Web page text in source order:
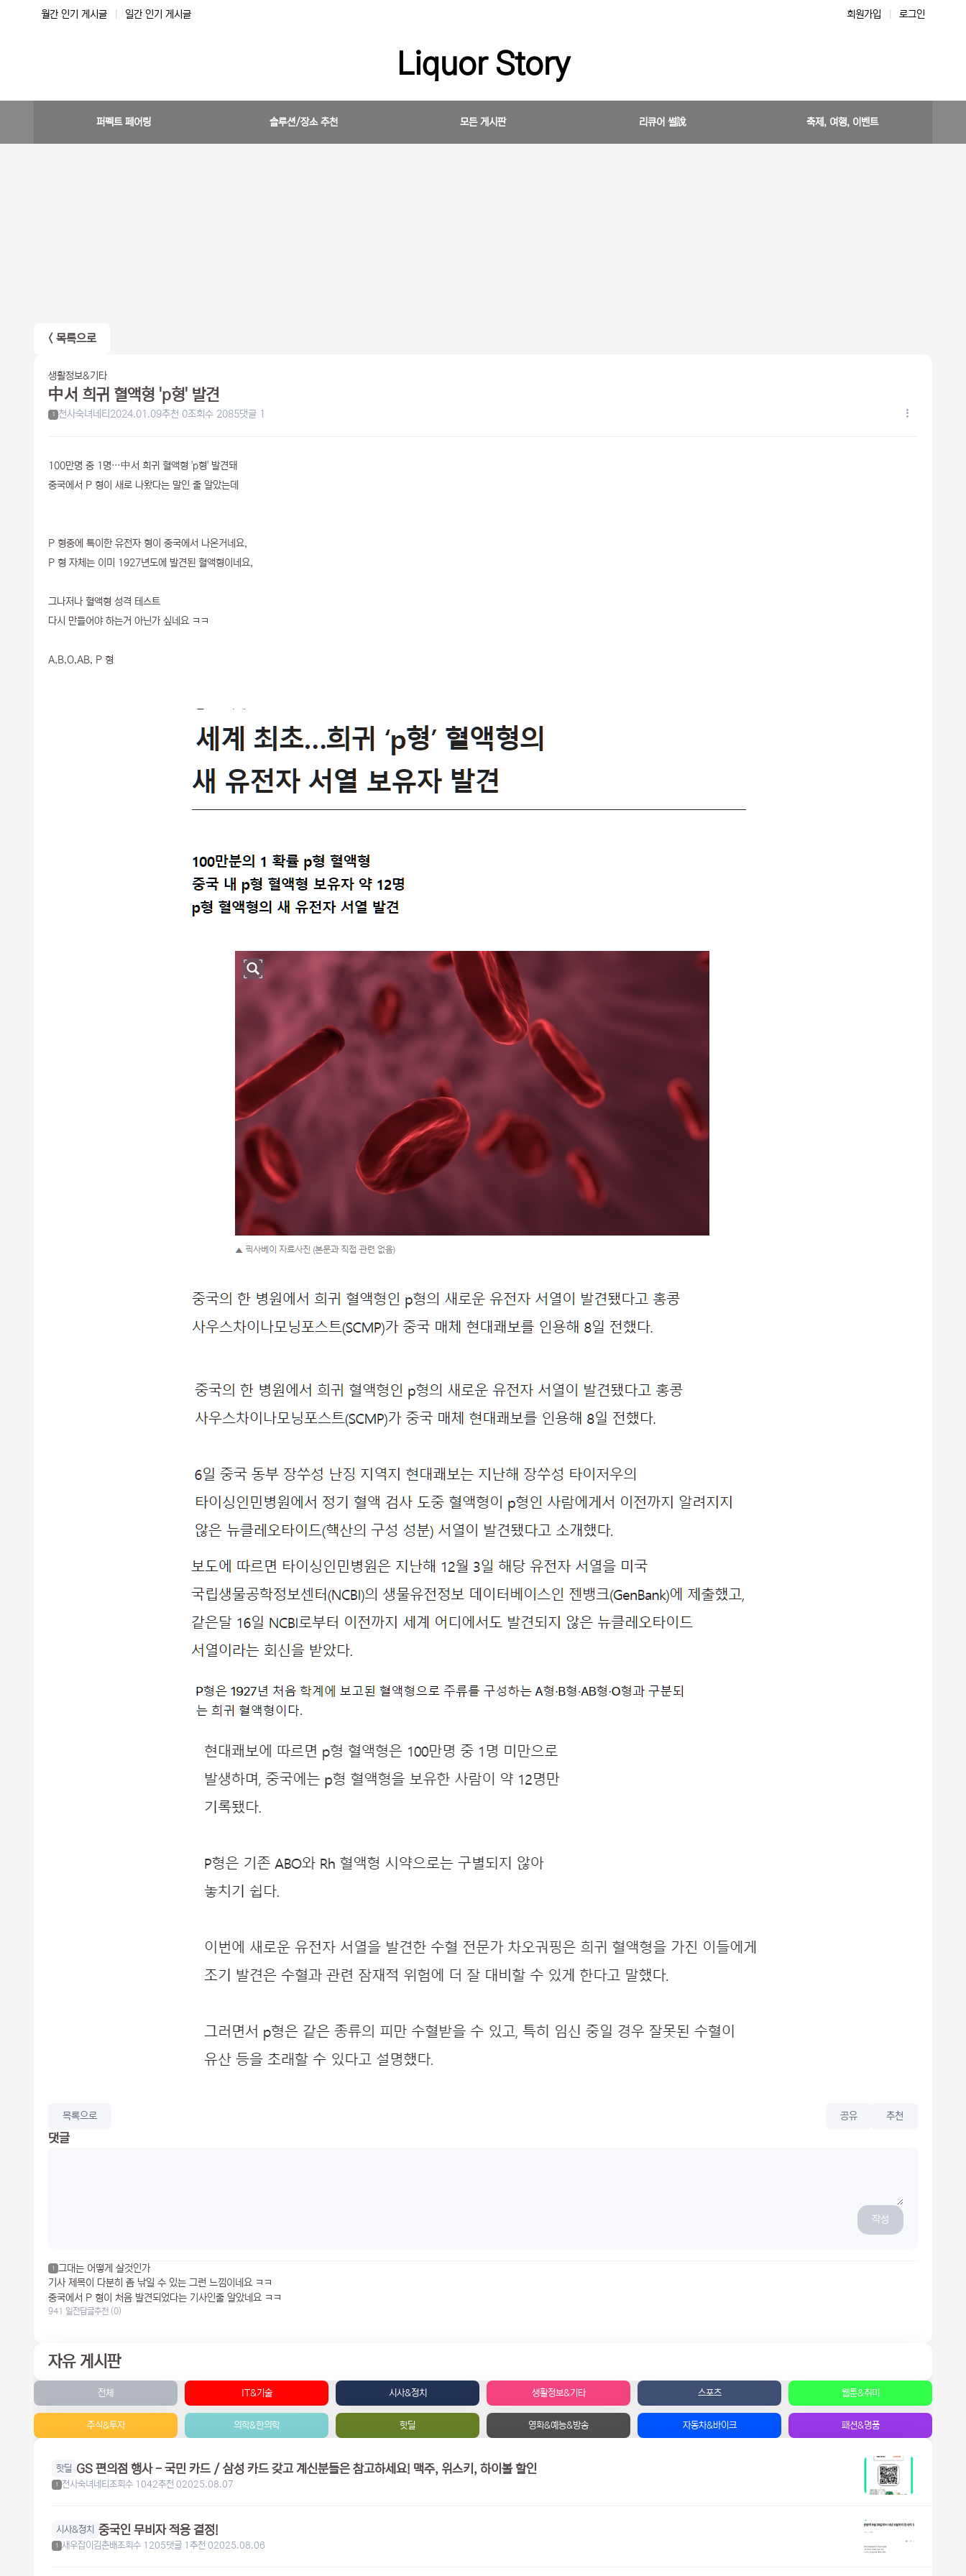
월간 인기 게시글 일간 인기 게시글 회원가입 로그인
Liquor Story
퍼펙트 페어링 솔루션/장소 추천 모든 게시판 리큐어 썰說 축제, 여행, 이벤트
< 목록으로
생활정보&기타
中서 희귀 혈액형 'p형' 발견
1 천사숙녀네티 2024.01.09추천 0조회수 2085댓글 1
100만명 중 1명…中서 희귀 혈액형 'p형' 발견돼
중국에서 P 형이 새로 나왔다는 말인 줄 알았는데
P 형중에 특이한 유전자 형이 중국에서 나온거네요,
P 형 자체는 이미 1927년도에 발견된 혈액형이네요,
그나저나 혈액형 성격 테스트
다시 만들어야 하는거 아닌가 싶네요 ㅋㅋ
A,B,O,AB, P 형
목록으로 공유 추천
댓글
작성
1
그대는 어떻게 살것인가
기사 제목이 다분히 좀 낚일 수 있는 그런 느낌이네요 ㅋㅋ
중국에서 P 형이 처음 발견되었다는 기사인줄 알았네요 ㅋㅋ
941 일전답글추천 (0)
자유 게시판
전체 IT&기술 시사&정치 생활정보&기타 스포츠 웹툰&취미
주식&투자 의학&한의학 핫딜 영화&예능&방송 자동차&바이크 패션&명품
핫딜 GS 편의점 행사 - 국민 카드 / 삼성 카드 갖고 계신분들은 참고하세요! 맥주, 위스키, 하이볼 할인
1 천사숙녀네티조회수 1042추천 02025.08.07
시사&정치 중국인 무비자 적용 결정!
1 새우잡이김춘배조회수 1205댓글 1 추천 02025.08.06